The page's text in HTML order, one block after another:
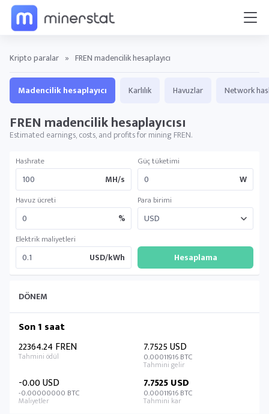
Kripto paralar » FREN madencilik hesaplayıcı
Madencilik hesaplayıcı Karlılık Havuzlar Network
FREN madencilik hesaplayıcısı
Estimated earnings, costs, and profits for mining FREN.
Hashrate
MH/s
Güç tüketimi
W
Havuz ücreti
%
Para birimi
Elektrik maliyetleri
USD/kWh
DÖNEM
Son 1 saat
22364.24 FREN
7.7525 USD
0.00011916 BTC
-0.00 USD
-0.00000000 BTC
7.7525 USD
0.00011916 BTC